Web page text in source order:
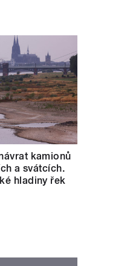
kamionů
a svátcích.
hladiny řek